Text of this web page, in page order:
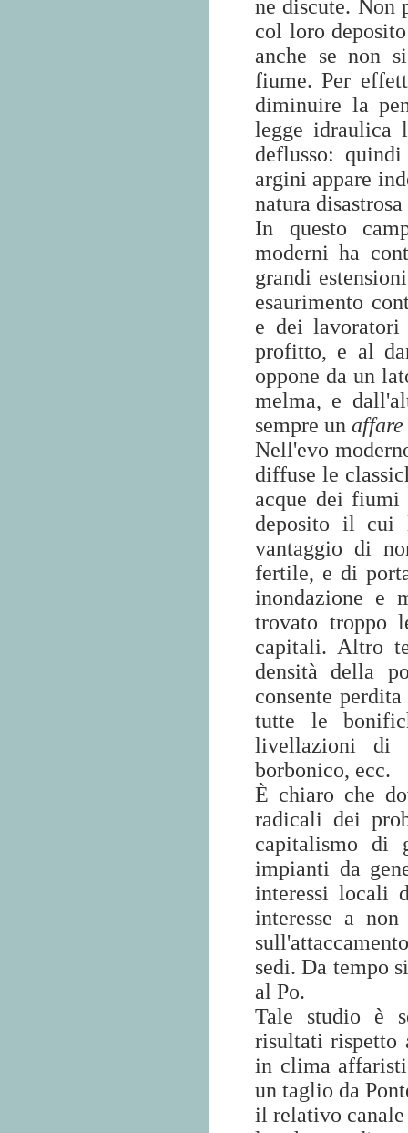
ne discute. Non
col loro
anche se non
fiume. Per
diminuire la
legge idraulica
deflusso:
argini appare
natura
In questo
moderni ha
grandi
esaurimento
e dei lavoratori
profitto, e al
oppone da un
melma, e
sempre un affare
Nell'evo
diffuse le
acque dei fiumi
deposito il cui
vantaggio di
fertile, e di
inondazione e
trovato troppo
capitali. Altro
densità della
consente
tutte le
livellazioni di
borbonico, ecc.
È chiaro che
radicali dei
capitalismo di
impianti da
interessi locali
interesse a
sedi. Da tempo
al Po.
Tale studio è
risultati rispetto
in clima
un taglio da
il relativo